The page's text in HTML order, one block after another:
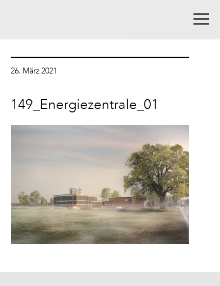
26. März 2021
149_Energiezentrale_01